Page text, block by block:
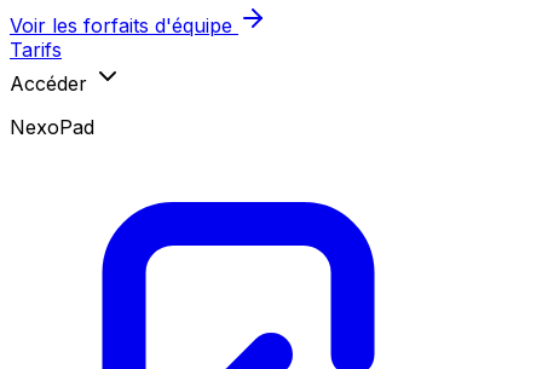
Voir les forfaits d'équipe
Tarifs
Accéder
NexoPad